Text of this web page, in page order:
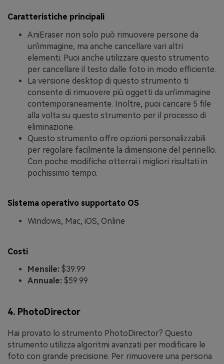
Caratteristiche principali
AniEraser non solo può rimuovere persone da
un'immagine, ma anche cancellare vari altri
elementi. Puoi anche utilizzare questo strumento
per cancellare il testo dalle foto in modo efficiente.
La versione desktop di questo strumento ti
consente di rimuovere più oggetti da un'immagine
contemporaneamente. Inoltre, puoi caricare 5 file
alla volta su questo strumento per il processo di
eliminazione.
Questo strumento offre opzioni personalizzabili
per regolare facilmente la dimensione del pennello.
Con poche modifiche otterrai i migliori risultati in
pochissimo tempo.
Sistema operativo supportato OS
Windows, Mac, iOS, Online
Costi
Mensile: $39.99
Annuale: $59.99
4. PhotoDirector
Hai provato lo strumento PhotoDirector? Questo
strumento utilizza algoritmi avanzati per modificare le
foto con grande precisione. Per rimuovere una persona